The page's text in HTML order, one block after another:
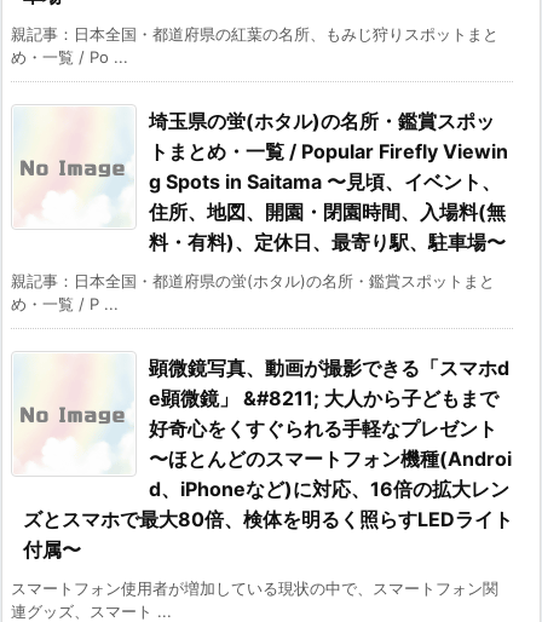
親記事：日本全国・都道府県の紅葉の名所、もみじ狩りスポットまと
め・一覧 / Po ...
埼玉県の蛍(ホタル)の名所・鑑賞スポッ
トまとめ・一覧 / Popular Firefly Viewin
g Spots in Saitama 〜見頃、イベント、
住所、地図、開園・閉園時間、入場料(無
料・有料)、定休日、最寄り駅、駐車場〜
親記事：日本全国・都道府県の蛍(ホタル)の名所・鑑賞スポットまと
め・一覧 / P ...
顕微鏡写真、動画が撮影できる「スマホd
e顕微鏡」 &#8211; 大人から子どもまで
好奇心をくすぐられる手軽なプレゼント
〜ほとんどのスマートフォン機種(Androi
d、iPhoneなど)に対応、16倍の拡大レン
ズとスマホで最大80倍、検体を明るく照らすLEDライト
付属〜
スマートフォン使用者が増加している現状の中で、スマートフォン関
連グッズ、スマート ...